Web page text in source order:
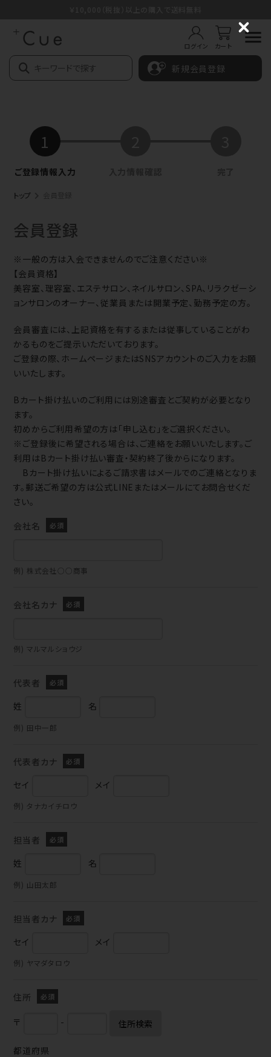
ログイン カート
新規会員登録
トップ
会員登録
※一般の方は入会できませんのでご注意ください※
【会員資格】
美容室、理容室、エステサロン、ネイルサロン、SPA、リラクゼーシ
ョンサロンのオーナー、従業員または開業予定、勤務予定の方。
会員審査には、上記資格を有するまたは従事していることがわ
かるものをご提示いただいております。
ご登録の際、ホームページまたはSNSアカウントのご入力をお願
いいたします。
Bカート掛け払いのご利用には別途審査とご契約が必要となり
ます。
初めからご利用希望の方は「申し込む」をご選択ください。
※ご登録後に希望される場合は、ご連絡をお願いいたします。ご
利用はBカート掛け払い審査・契約終了後からになります。
Bカート掛け払いによるご請求書はメールでのご連絡となりま
す。郵送ご希望の方は公式LINEまたはメールにてお問合せくだ
さい。
会社名
例) 株式会社○○商事
会社名カナ
例) マルマルショウジ
代表者
姓
名
例) 田中一郎
代表者カナ
セイ
メイ
例) タナカイチロウ
担当者
姓
名
例) 山田太郎
担当者カナ
セイ
メイ
例) ヤマダタロウ
住所
〒 - 住所検索
都道府県
C
l